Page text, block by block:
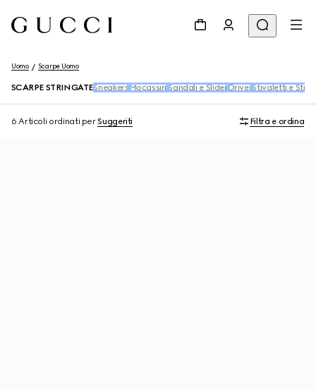
Uomo Scarpe Uomo
SCARPE STRINGATE Sneakers Mocassini Sandali e Slider Driver Stivaletti e
6 Articoli ordinati perSuggeriti Filtra e ordina